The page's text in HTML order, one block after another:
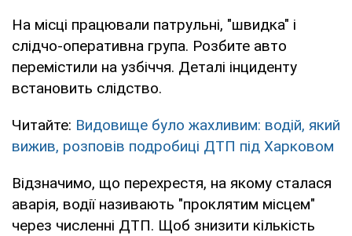
На місці працювали патрульні, "швидка" і
слідчо-оперативна група. Розбите авто
перемістили на узбіччя. Деталі інциденту
встановить слідство.
Читайте: Видовище було жахливим: водій, який
вижив, розповів подробиці ДТП під Харковом
Відзначимо, що перехрестя, на якому сталася
аварія, водії називають "проклятим місцем"
через численні ДТП. Щоб знизити кількість